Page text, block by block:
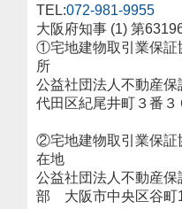
TEL:072-981-9955
大阪府知事 (1) 第
①宅地建物取引業保証
所
公益社団法人不動産
代田区紀尾井町３番
②宅地建物取引業保証
在地
公益社団法人不動産保
部 大阪市中央区谷町